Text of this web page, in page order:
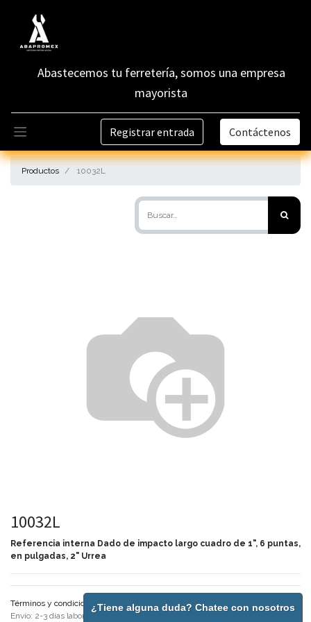
Abastecemos tu ferretería, somos una empresa
mayorista
Registrar entrada Contáctenos
Productos 10032L
10032L
Referencia interna Dado de impacto largo cuadro de 1", 6 puntas,
en pulgadas, 2" Urrea
Términos y condiciones
Envío: 2-3 días laborales
¿Tiene alguna duda? Chatee con nosotros